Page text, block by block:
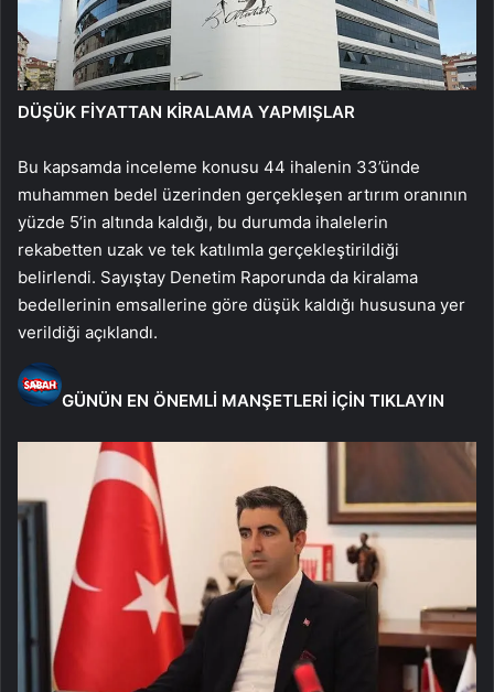
DÜŞÜK FİYATTAN KİRALAMA YAPMIŞLAR
Bu kapsamda inceleme konusu 44 ihalenin 33’ünde
muhammen bedel üzerinden gerçekleşen artırım oranının
yüzde 5’in altında kaldığı, bu durumda ihalelerin
rekabetten uzak ve tek katılımla gerçekleştirildiği
belirlendi. Sayıştay Denetim Raporunda da kiralama
bedellerinin emsallerine göre düşük kaldığı hususuna yer
verildiği açıklandı.
GÜNÜN EN ÖNEMLİ MANŞETLERİ İÇİN TIKLAYIN